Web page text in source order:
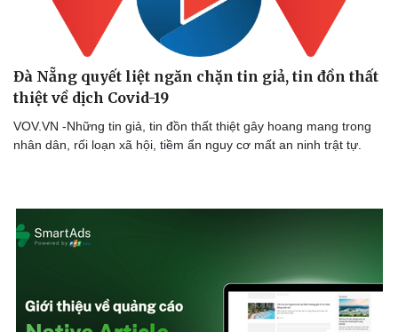
Đà Nẵng quyết liệt ngăn chặn tin giả, tin đồn thất
thiệt về dịch Covid-19
VOV.VN -Những tin giả, tin đồn thất thiệt gây hoang mang trong
nhân dân, rối loạn xã hội, tiềm ẩn nguy cơ mất an ninh trật tự.